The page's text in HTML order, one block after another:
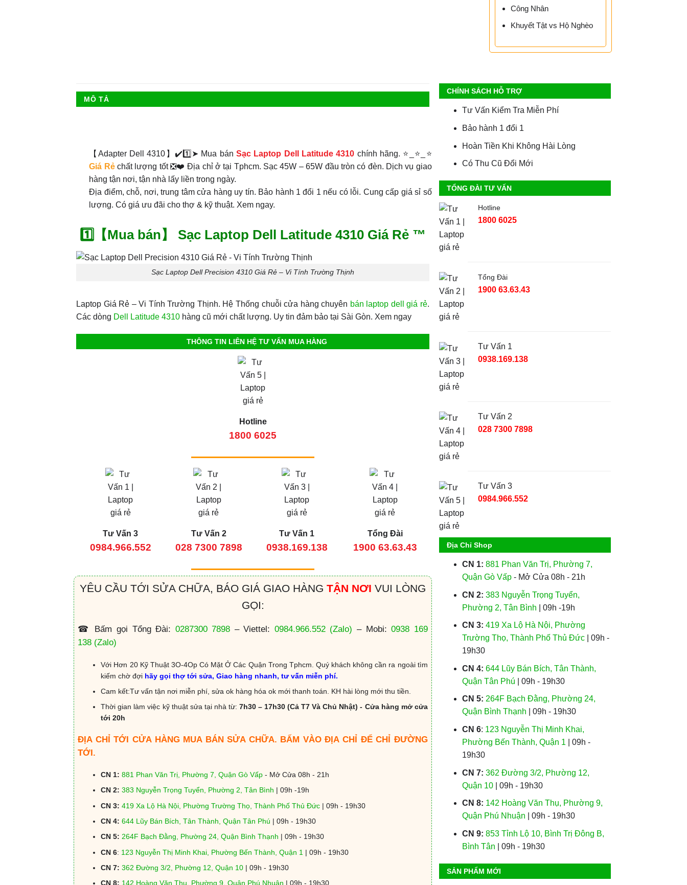
Công Nhân
Khuyết Tật vs Hộ Nghèo
MÔ TẢ
【Adapter Dell 4310】✔️1️⃣➤ Mua bán Sạc Laptop Dell Latitude 4310 chính hãng. ⭐_⭐_⭐
Giá Rẻchất lượng tốt ❎❤️ Địa chỉ ở tại Tphcm. Sạc 45W – 65W đầu tròn có đèn. Dịch vụ giao
hàng tận nơi, tận nhà lấy liền trong ngày.
Địa điểm, chỗ, nơi, trung tâm cửa hàng uy tín. Bảo hành 1 đổi 1 nếu có lỗi. Cung cấp giá sỉ số
lượng. Có giá ưu đãi cho thợ & kỹ thuật. Xem ngay.
1️⃣【Mua bán】 Sạc Laptop Dell Latitude 4310 Giá Rẻ ™
Sạc Laptop Dell Precision 4310 Giá Rẻ – Vi Tính Trường Thịnh
Laptop Giá Rẻ – Vi Tính Trường Thịnh. Hệ Thống chuỗi cửa hàng chuyên bán laptop dell giá rẻ.
Các dòng Dell Latitude 4310 hàng cũ mới chất lượng. Uy tin đảm bảo tại Sài Gòn. Xem ngay
THÔNG TIN LIÊN HỆ TƯ VẤN MUA HÀNG
Hotline
1800 6025
Tư Vấn 3
0984.966.552
Tư Vấn 2
028 7300 7898
Tư Vấn 1
0938.169.138
Tổng Đài
1900 63.63.43
YÊU CẦU TỚI SỬA CHỮA, BÁO GIÁ GIAO HÀNG TẬN NƠI VUI LÒNG
GỌI:
☎ Bấm gọi Tổng Đài: 0287300 7898 – Viettel: 0984.966.552 (Zalo) – Mobi:0938 169
138 (Zalo)
Với Hơn 20 Kỹ Thuật 3O-4Op Có Mặt Ở Các Quận Trong Tphcm. Quý khách không cần ra ngoài tìm
kiếm chờ đợi hãy gọi thợ tới sửa, Giao hàng nhanh, tư vấn miễn phí.
Cam kết:Tư vấn tận nơi miễn phí, sửa ok hàng hóa ok mới thanh toán. KH hài lòng mới thu tiền.
Thời gian làm việc kỹ thuật sửa tại nhà từ: 7h30 – 17h30 (Cả T7 Và Chủ Nhật) - Cửa hàng mở cửa
tới 20h
ĐỊA CHỈ TỚI CỬA HÀNG MUA BÁN SỬA CHỮA. BẤM VÀO ĐỊA CHỈ ĐỂ CHỈ ĐƯỜNG
TỚI.
CN 1: 881 Phan Văn Trị, Phường 7, Quận Gò Vấp - Mở Cửa 08h - 21h
CN 2: 383 Nguyễn Trọng Tuyển, Phường 2, Tân Bình | 09h -19h
CN 3: 419 Xa Lộ Hà Nội, Phường Trường Thọ, Thành Phố Thủ Đức | 09h - 19h30
CN 4: 644 Lũy Bán Bích, Tân Thành, Quận Tân Phú | 09h - 19h30
CN 5: 264F Bạch Đằng, Phường 24, Quận Bình Thạnh | 09h - 19h30
CN 6: 123 Nguyễn Thị Minh Khai, Phường Bến Thành, Quận 1 | 09h - 19h30
CN 7: 362 Đường 3/2, Phường 12, Quận 10 | 09h - 19h30
CN 8: 142 Hoàng Văn Thụ, Phường 9, Quận Phú Nhuận | 09h - 19h30
CHÍNH SÁCH HỖ TRỢ
Tư Vấn Kiểm Tra Miễn Phí
Bảo hành 1 đổi 1
Hoàn Tiền Khi Không Hài Lòng
Có Thu Cũ Đổi Mới
TỔNG ĐÀI TƯ VẤN
Hotline
1800 6025
Tổng Đài
1900 63.63.43
Tư Vấn 1
0938.169.138
Tư Vấn 2
028 7300 7898
Tư Vấn 3
0984.966.552
Địa Chỉ Shop
CN 1: 881 Phan Văn Trị, Phường 7,
Quận Gò Vấp - Mở Cửa 08h - 21h
CN 2: 383 Nguyễn Trọng Tuyển,
Phường 2, Tân Bình | 09h -19h
CN 3: 419 Xa Lộ Hà Nội, Phường
Trường Thọ, Thành Phố Thủ Đức | 09h -
19h30
CN 4: 644 Lũy Bán Bích, Tân Thành,
Quận Tân Phú | 09h - 19h30
CN 5: 264F Bạch Đằng, Phường 24,
Quận Bình Thạnh | 09h - 19h30
CN 6: 123 Nguyễn Thị Minh Khai,
Phường Bến Thành, Quận 1 | 09h -
19h30
CN 7: 362 Đường 3/2, Phường 12,
Quận 10 | 09h - 19h30
CN 8: 142 Hoàng Văn Thụ, Phường 9,
Quận Phú Nhuận | 09h - 19h30
CN 9: 853 Tỉnh Lộ 10, Bình Trị Đông B,
Bình Tân | 09h - 19h30
SẢN PHẨM MỚI